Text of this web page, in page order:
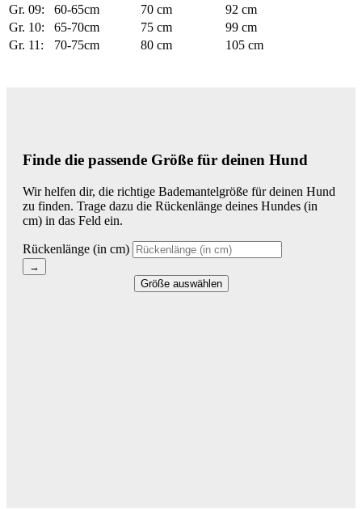
Gr. 09:
60-65cm 70 cm
92 cm
Gr. 10:
65-70cm 75 cm
99 cm
Gr. 11:
70-75cm 80 cm 105 cm
Finde die passende Größe für deinen Hund
Wir helfen dir, die richtige Bademantelgröße für deinen Hund
zu finden. Trage dazu die Rückenlänge deines Hundes (in
cm) in das Feld ein.
Rückenlänge (in cm)
→
Größe auswählen